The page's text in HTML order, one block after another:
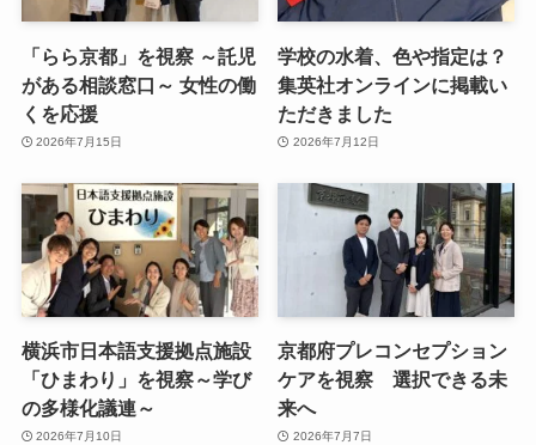
「らら京都」を視察 ～託児
がある相談窓口～ 女性の働
くを応援
2026年7月15日
学校の水着、色や指定は？
集英社オンラインに掲載い
ただきました
2026年7月12日
横浜市日本語支援拠点施設
「ひまわり」を視察～学び
の多様化議連～
2026年7月10日
京都府プレコンセプション
ケアを視察 選択できる未
来へ
2026年7月7日